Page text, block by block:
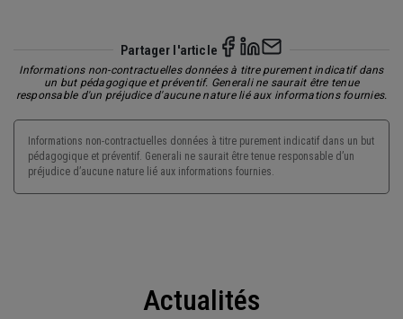
Partager l'article
Informations non-contractuelles données à titre purement indicatif dans
un but pédagogique et préventif. Generali ne saurait être tenue
responsable d'un préjudice d'aucune nature lié aux informations fournies.
Informations non-contractuelles données à titre purement indicatif dans un but
pédagogique et préventif. Generali ne saurait être tenue responsable d’un
préjudice d’aucune nature lié aux informations fournies.
Actualités